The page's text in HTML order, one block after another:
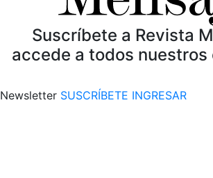
Suscríbete a Revista
accede a todos
Newsletter SUSCRÍBETE INGRESAR